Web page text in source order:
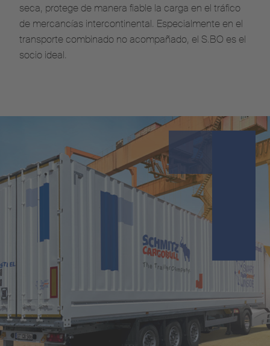
seca, protege de manera fiable la carga en el tráfico
de mercancías intercontinental. Especialmente en el
transporte combinado no acompañado, el S.BO es el
socio ideal.